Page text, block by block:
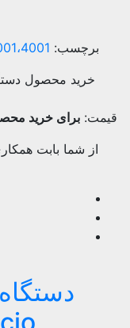
برچسب: 4001،mp4001،دستگاه فتوکپی ریکو آفیشیو 4001
قیمت: برای خرید محصول با شماره
از شما بابت